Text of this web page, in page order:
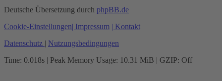
Deutsche Übersetzung durch phpBB.de
Cookie-Einstellungen| Impressum | Kontakt
Datenschutz | Nutzungsbedingungen
Time: 0.018s | Peak Memory Usage: 10.31 MiB | GZIP: Off